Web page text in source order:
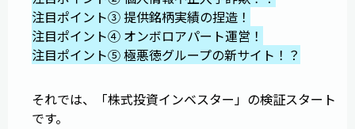
注目ポイント③ 提供銘柄実績の捏造！
注目ポイント④ オンボロアパート運営！
注目ポイント⑤ 極悪徳グループの新サイト！？
それでは、「株式投資インベスター」の検証スタート
です。